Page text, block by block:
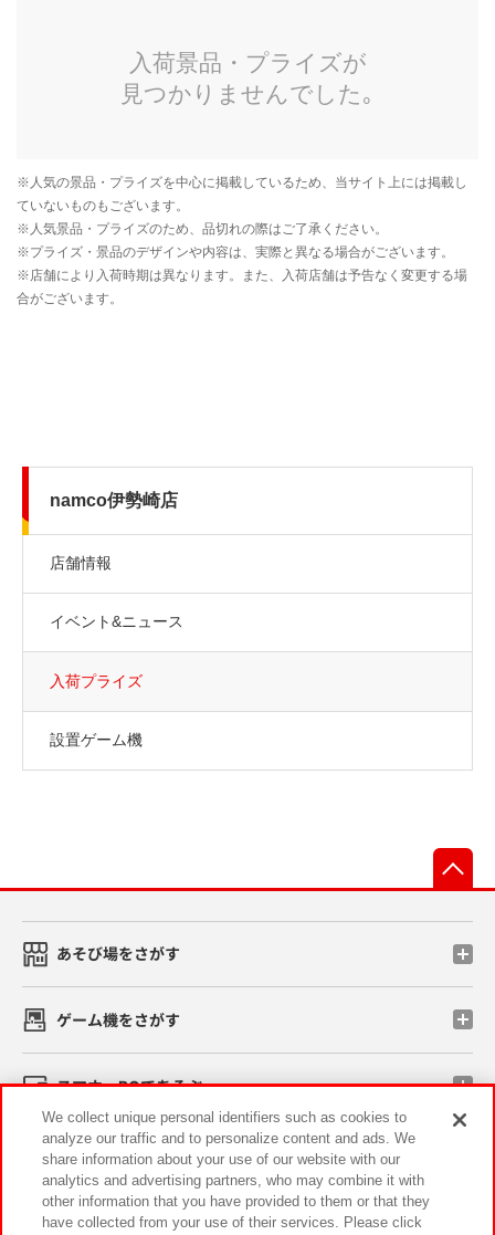
namco伊勢崎店
店舗情報
イベント&ニュース
入荷プライズ
設置ゲーム機
あそび場をさがす
ゲーム機をさがす
スマホ・PCであそぶ
イベント・キャンペーン
We collect unique personal identifiers such as cookies to
analyze our traffic and to personalize content and ads. We
share information about your use of our website with our
analytics and advertising partners, who may combine it with
other information that you have provided to them or that they
have collected from your use of their services. Please click